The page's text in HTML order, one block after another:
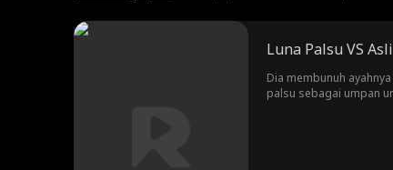
Luna Palsu VS Asli
Dia membunuh
palsu sebagai umpan